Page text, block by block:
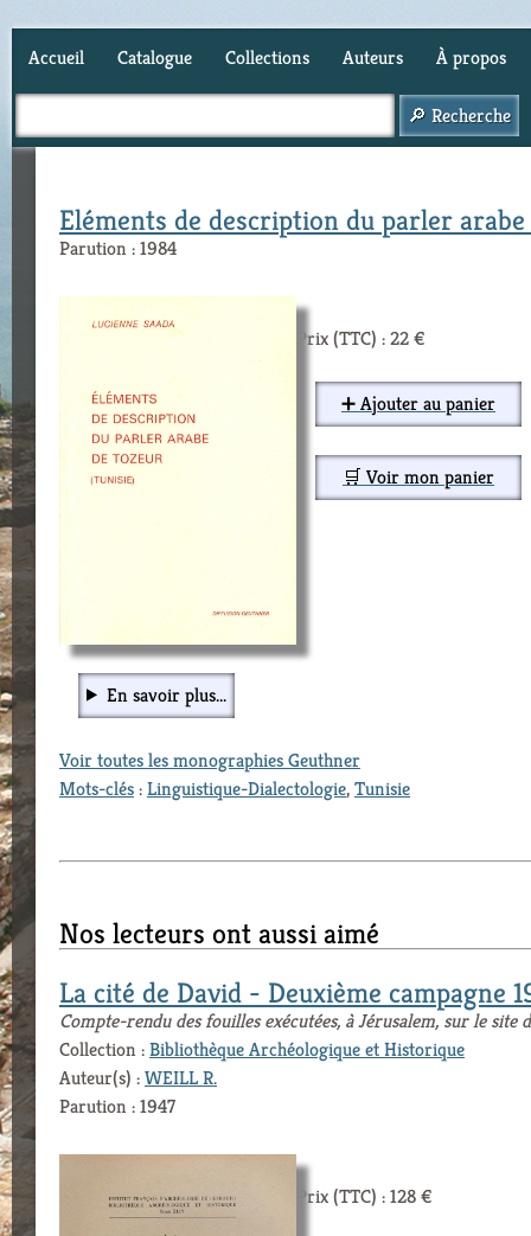
Accueil Catalogue Collections Auteurs À propos
Eléments de description du parler
Parution : 1984
Prix (TTC) : 22 €
➕ Ajouter au panier
🛒 Voir mon panier
En savoir plus...
Voir toutes les monographies Geuthner
Mots-clés:Linguistique-Dialectologie,Tunisie
Nos lecteurs ont aussi aimé
La cité de David - Deuxième campagne
Compte-rendu des fouilles exécutées, à Jérusalem, sur le
Collection :Bibliothèque Archéologique et Historique
Auteur(s) :WEILL R.
Parution : 1947
Prix (TTC) : 128 €